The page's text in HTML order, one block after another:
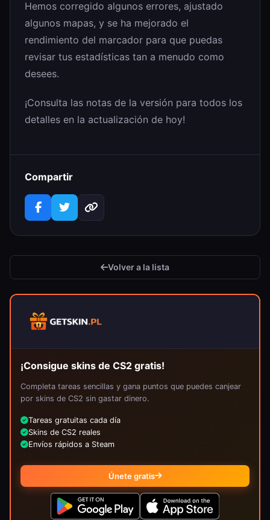
Hemos corregido algunos errores, ajustado
algunos mapas, y se ha mejorado el
rendimiento del marcador para que puedas
revisar tus estadísticas tan a menudo como
desees.
¡Consulta las notas de la versión para todos los
detalles en la actualización de hoy!
Compartir
Volver a la lista
¡Consigue skins de CS2 gratis!
Completa tareas sencillas y gana puntos que puedes canjear
por skins de CS2 sin gastar dinero.
Tareas gratuitas cada día
Skins de CS2 reales
Envíos rápidos a Steam
Únete gratis